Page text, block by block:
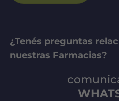
¿Tenés preguntas
nuestras Farmacias?